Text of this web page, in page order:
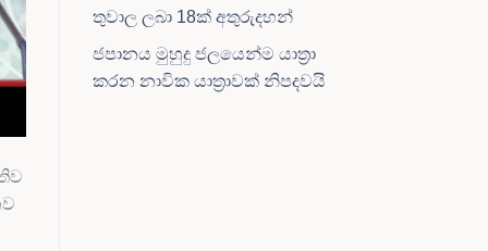
තුවාල ලබා 18ක් අතුරුදහන්
ජපානය මුහුදු ජලයෙන්ම යාත්‍රා
කරන නාවික යාත්‍රාවක් නිපදවයි